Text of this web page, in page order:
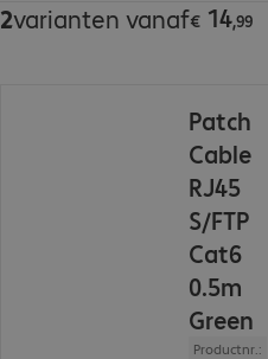
2varianten vanaf€ 14,99
€ 14,99
Patch
Cable
RJ45
S/FTP
Cat6
0.5m
Green
Productnr.: